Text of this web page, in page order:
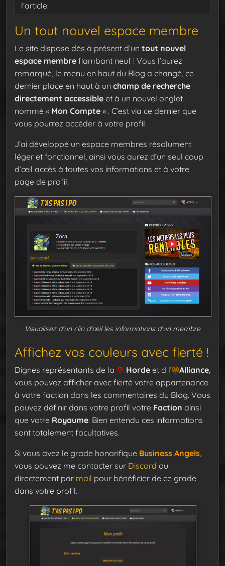
l’article.
Un tout nouvel espace membre
Le site dispose dès à présent d’un tout nouvel
espace membre flambant neuf ! Vous l’aurez
remarqué, le menu en haut du Blog a changé, ce
dernier place en haut à un champ de recherche
directement accessible et à un nouvel onglet
nommé « Mon Compte » . C’est via ce dernier que
vous pourrez accéder à votre profil.
J’ai développé un espace membres résolument
léger et fonctionnel, ainsi vous aurez d’un seul coup
d’œil accès à toutes vos informations et à votre
page de profil.
Visualisez d’un clin d’œil les informations d’un membre
Affichez vos couleurs avec fierté !
Dignes représentants de la Horde et d l’ Alliance
vous pouvez afficher avec fierté votre appartenance
à votre faction dans les commentaires du Blog. Vous
pouvez définir dans votre profil votre Faction ainsi
que votre Royaume. Bien entendu ces informations
sont totalement facultatives.
Si vous avez le grade honorifique Business Angels
vous pouvez me contacter sur Discord ou
directement par mail pour bénéficier de ce grade
dans votre profil.